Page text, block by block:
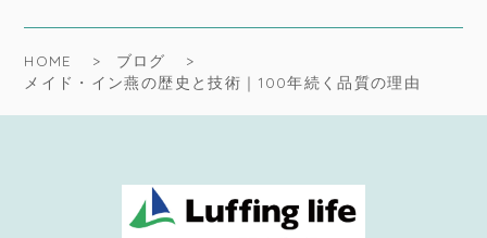
HOME
ブログ
メイド・イン燕の歴史と技術｜100年続く品質の理由